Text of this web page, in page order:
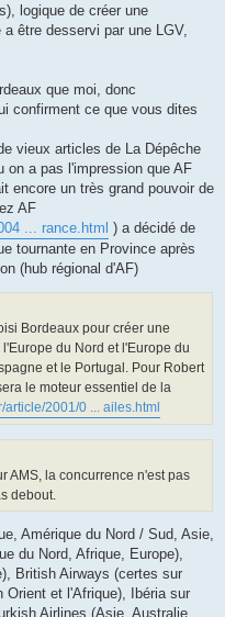
logique de créer une
être desservi par une LGV,
que moi, donc
confirment ce que vous dites
vieux articles de La Dépêche
on a pas l'impression que AF
encore un très grand pouvoir de
AF
... rance.html ) a décidé de
tournante en Province après
(hub régional d'AF)
Bordeaux pour créer une
du Nord et l'Europe du
et le Portugal. Pour Robert
le moteur essentiel de la
article/2001/0 ... ailes.html
AMS, la concurrence n'est pas
debout.
Amérique du Nord / Sud, Asie,
du Nord, Afrique, Europe),
British Airways (certes sur
et l'Afrique), Ibéria sur
Airlines (Asie, Australie,